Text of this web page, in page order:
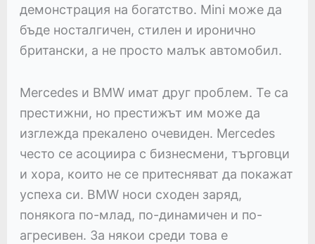
демонстрация на богатство. Mini може да
бъде носталгичен, стилен и иронично
британски, а не просто малък автомобил.
Mercedes и BMW имат друг проблем. Те са
престижни, но престижът им може да
изглежда прекалено очевиден. Mercedes
често се асоциира с бизнесмени, търговци
и хора, които не се притесняват да покажат
успеха си. BMW носи сходен заряд,
понякога по-млад, по-динамичен и по-
агресивен. За някои среди това е